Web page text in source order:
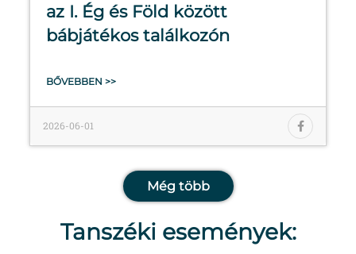
az I. Ég és Föld között
bábjátékos találkozón
BŐVEBBEN >>
2026-06-01
Még több
Tanszéki események: